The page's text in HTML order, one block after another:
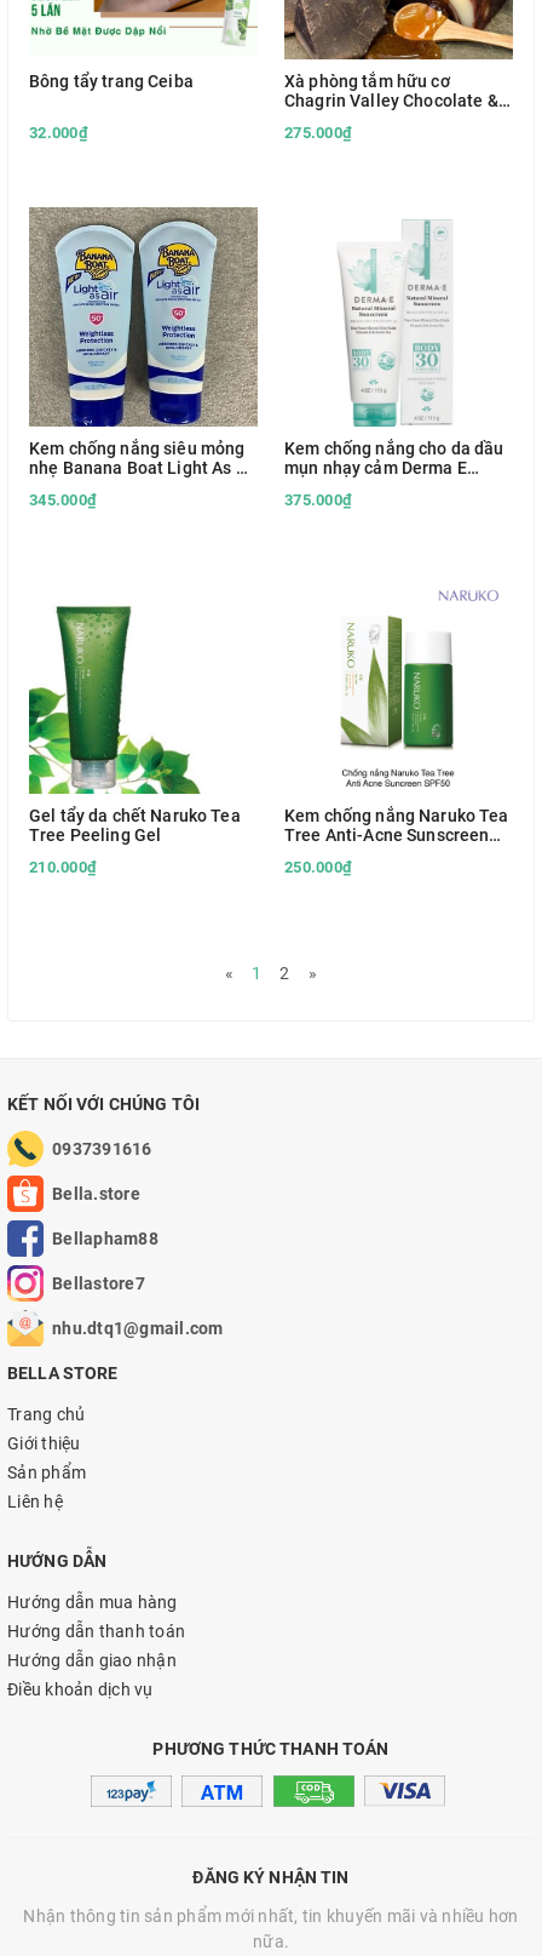
Bông tẩy trang Ceiba
32.000₫
Xà phòng tắm hữu cơ
Chagrin Valley Chocolate &
275.000₫
Kem chống nắng siêu mỏng
nhẹ Banana Boat Light As Air
345.000₫
Kem chống nắng cho da dầu
mụn nhạy cảm Derma E
SPF 30
375.000₫
Gel tẩy da chết Naruko Tea
Tree Peeling Gel
210.000₫
Kem chống nắng Naruko Tea
Tree Anti-Acne Sunscreen
250.000₫
« 1 2 »
KẾT NỐI VỚI CHÚNG TÔI
0937391616
Bella.store
Bellapham88
Bellastore7
nhu.dtq1@gmail.com
BELLA STORE
Trang chủ
Giới thiệu
Sản phẩm
Liên hệ
HƯỚNG DẪN
Hướng dẫn mua hàng
Hướng dẫn thanh toán
Hướng dẫn giao nhận
Điều khoản dịch vụ
PHƯƠNG THỨC THANH TOÁN
ĐĂNG KÝ NHẬN TIN
Nhận thông tin sản phẩm mới nhất, tin khuyến mãi và nhiều hơn
nữa.